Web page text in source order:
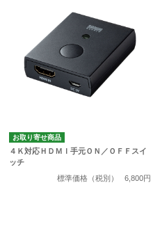
お取り寄せ商品
４Ｋ対応ＨＤＭＩ手元ＯＮ／ＯＦＦスイ
ッチ
標準価格（税別）
6,800円